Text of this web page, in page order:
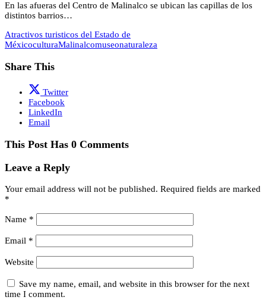
En las afueras del Centro de Malinalco se ubican las capillas de los
distintos barrios…
Atractivos turisticos del Estado de
MéxicoculturaMalinalcomuseonaturaleza
Share This
Twitter
Facebook
LinkedIn
Email
This Post Has 0 Comments
Leave a Reply
Your email address will not be published. Required fields are marked
*
Name *
Email *
Website
Save my name, email, and website in this browser for the next
time I comment.